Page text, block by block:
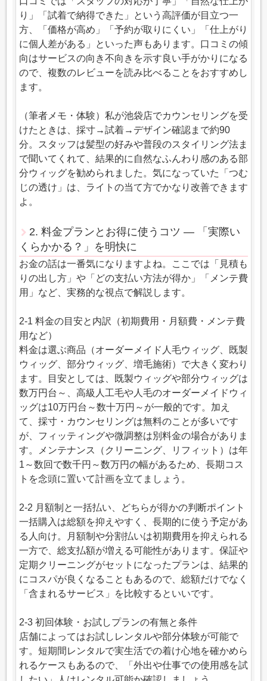
り」「試着で納得できた」という高評価が目立つ一
方、「価格が高め」「予約が取りにくい」「仕上がり
に個人差がある」といった声もあります。口コミの傾
向はサービスの向き不向きを示す良い手がかりになる
ので、複数のレビューを読み比べることをおすすめし
ます。
（筆者メモ・体験）私が池袋店でカウンセリングを受
けたときは、採寸→試着→デザイン確認まで約90
分。スタッフは髪型の好みや普段のスタイリング法ま
で聞いてくれて、結果的に自然なふんわり感のある部
分ウィッグを勧められました。気になっていた「つむ
じの透け」は、ライトの当て方でかなり改善できます
よ。
2. 料金プランとお得に使うコツ — 「実際い
くらかかる？」を明快に
お金の話は一番気になりますよね。ここでは「見積も
りの出し方」や「どの支払い方法が得か」「メンテ費
用」など、実務的な視点で解説します。
2-1 料金の目安と内訳（初期費用・月額費・メンテ費
用など）
料金は選ぶ商品（オーダーメイド人毛ウィッグ、既製
ウィッグ、部分ウィッグ、増毛施術）で大きく変わり
ます。目安としては、既製ウィッグや部分ウィッグは
数万円台～、高級人工毛や人毛のオーダーメイドウィ
ッグは10万円台～数十万円～が一般的です。加え
て、採寸・カウンセリングは無料のことが多いです
が、フィッティングや微調整は別料金の場合がありま
す。メンテナンス（クリーニング、リフィット）は年
1～数回で数千円～数万円の幅があるため、長期コス
トを念頭に置いて計画を立てましょう。
2-2 月額制と一括払い、どちらが得かの判断ポイント
一括購入は総額を抑えやすく、長期的に使う予定があ
る人向け。月額制や分割払いは初期費用を抑えられる
一方で、総支払額が増える可能性があります。保証や
定期クリーニングがセットになったプランは、結果的
にコスパが良くなることもあるので、総額だけでなく
「含まれるサービス」を比較するといいです。
2-3 初回体験・お試しプランの有無と条件
店舗によってはお試しレンタルや部分体験が可能で
す。短期間レンタルで実生活での着け心地を確かめら
れるケースもあるので、「外出や仕事での使用感を試